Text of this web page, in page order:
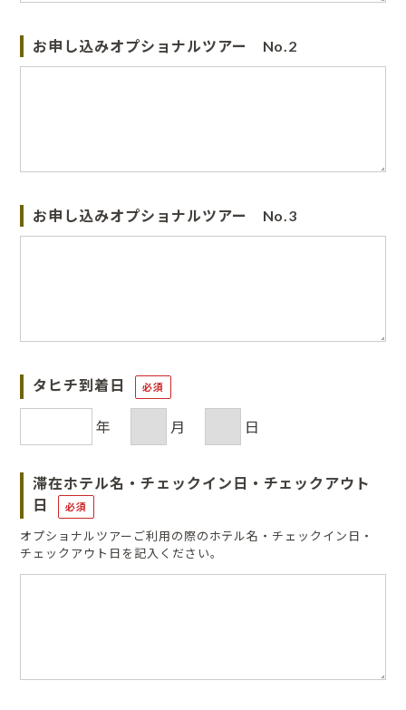
お申し込みオプショナルツアー No.2
お申し込みオプショナルツアー No.3
タヒチ到着日 必須
年 月 日
滞在ホテル名・チェックイン日・チェックアウト
日
必須
オプショナルツアーご利用の際のホテル名・チェックイン日・
チェックアウト日を記入ください。